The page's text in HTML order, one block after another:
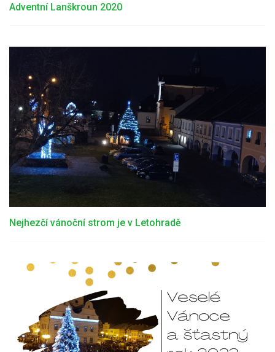
Adventní Lanškroun 2020
Nejhezčí vánoční strom je v Letohradě